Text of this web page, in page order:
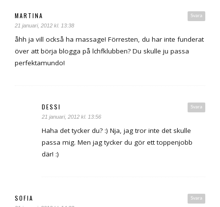
Svara
MARTINA
21 januari, 2012 kl. 13:38
åhh ja vill också ha massage! Förresten, du har inte funderat
över att börja blogga på lchfklubben? Du skulle ju passa
perfektamundo!
Svara
DESSI
21 januari, 2012 kl. 13:56
Haha det tycker du? :) Nja, jag tror inte det skulle
passa mig. Men jag tycker du gör ett toppenjobb
där! :)
Svara
SOFIA